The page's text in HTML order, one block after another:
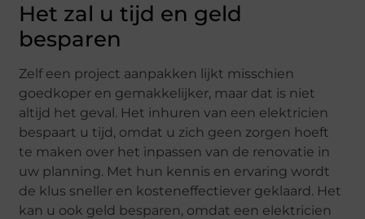
Het zal u tijd en geld
besparen
Zelf een project aanpakken lijkt misschien
goedkoper en gemakkelijker, maar dat is niet
altijd het geval. Het inhuren van een elektricien
bespaart u tijd, omdat u zich geen zorgen hoeft
te maken over het inpassen van de renovatie in
uw planning. Met hun kennis en ervaring wordt
de klus sneller en kosteneffectiever geklaard. Het
kan u ook geld besparen, omdat een elektricien